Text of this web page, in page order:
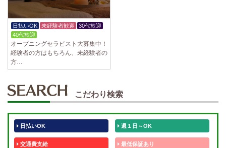
日払いOK 未経験者歓迎
30代歓迎
40代歓迎
オープニングセラピスト大募集中！
経験者の方はもちろん、未経験者の
方…
こだわり検索
日払いOK 週１日～OK
交通費支給 最低保証あり